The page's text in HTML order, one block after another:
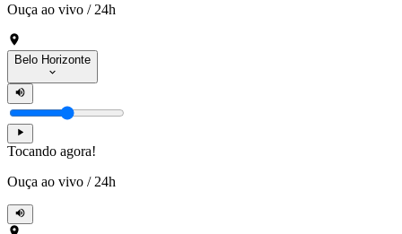
Ouça ao vivo / 24h
Belo Horizonte
Tocando agora!
Ouça ao vivo / 24h